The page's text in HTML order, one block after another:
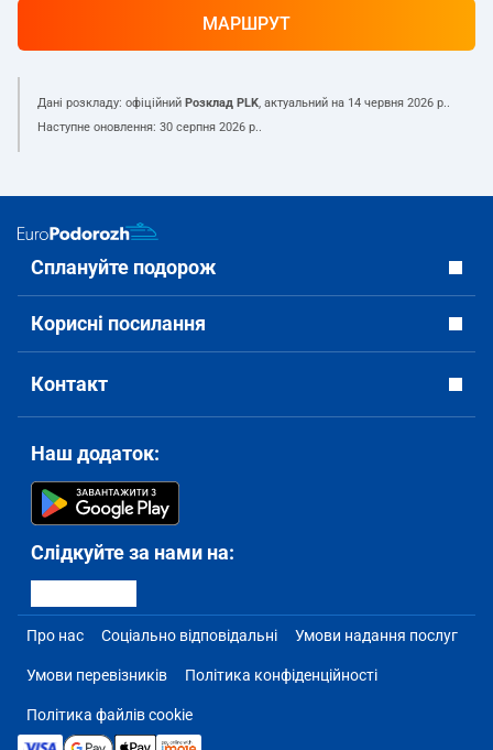
МАРШРУТ
Дані розкладу: офіційний Розклад PLK, актуальний на 14 червня 2026 р..
Наступне оновлення: 30 серпня 2026 р..
Сплануйте подорож
Корисні посилання
Контакт
Наш додаток:
Слідкуйте за нами на:
Про нас Соціально відповідальні Умови надання послуг
Умови перевізників Політика конфіденційності
Політика файлів cookie